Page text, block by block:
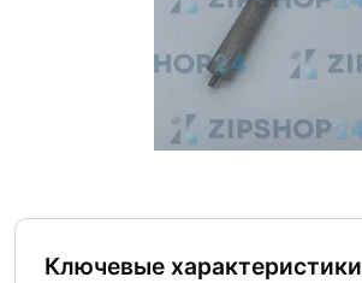
Ключевые характеристики